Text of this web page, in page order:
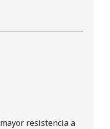
resistencia a